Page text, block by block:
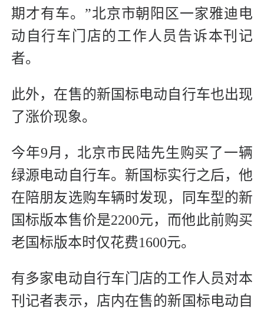
期才有车。”北京市朝阳区一家雅迪电
动自行车门店的工作人员告诉本刊记
者。
此外，在售的新国标电动自行车也出现
了涨价现象。
今年9月，北京市民陆先生购买了一辆
绿源电动自行车。新国标实行之后，他
在陪朋友选购车辆时发现，同车型的新
国标版本售价是2200元，而他此前购买
老国标版本时仅花费1600元。
有多家电动自行车门店的工作人员对本
刊记者表示，店内在售的新国标电动自